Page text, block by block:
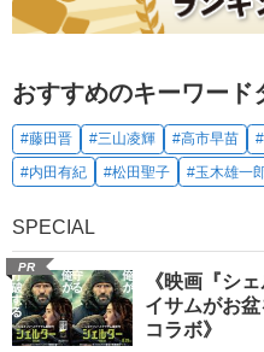
おすすめのキーワード
#藤田晋 #三山凌輝 #高市早苗
#内田有紀
#松田聖子 #玉木雄一
SPECIAL
PR
《映画『シ
イサムがお盆
コラボ》